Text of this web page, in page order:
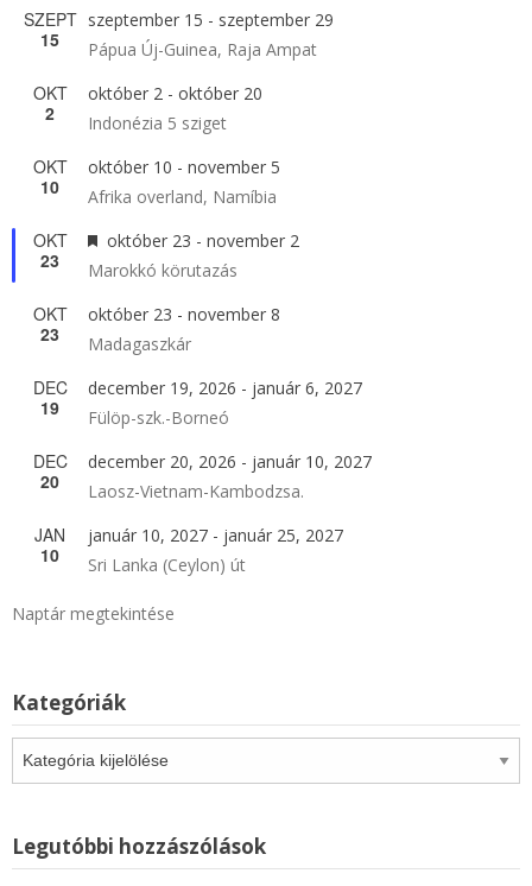
SZEPT
15
szeptember 15 - szeptember 29
Pápua Új-Guinea, Raja Ampat
OKT
2
október 2 - október 20
Indonézia 5 sziget
OKT
10
október 10 - november 5
Afrika overland, Namíbia
OKT
23
Kiemelt
október 23 - november 2
Marokkó körutazás
OKT
23
október 23 - november 8
Madagaszkár
DEC
19
december 19, 2026 - január 6, 2027
Fülöp-szk.-Borneó
DEC
20
december 20, 2026 - január 10, 2027
Laosz-Vietnam-Kambodzsa.
JAN
10
január 10, 2027 - január 25, 2027
Sri Lanka (Ceylon) út
Naptár megtekintése
Kategóriák
Legutóbbi hozzászólások